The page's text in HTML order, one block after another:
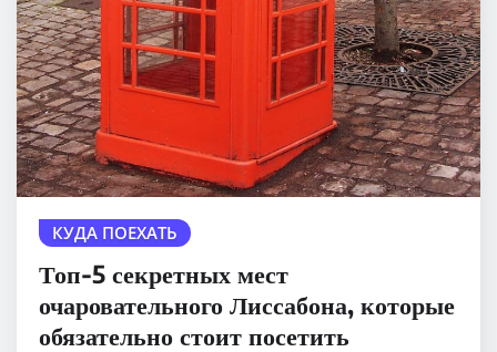
КУДА ПОЕХАТЬ
Топ-5 секретных мест
очаровательного Лиссабона, которые
обязательно стоит посетить